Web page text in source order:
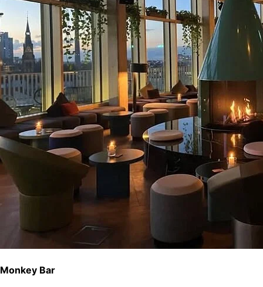
Monkey Bar